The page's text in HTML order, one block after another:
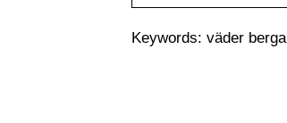
Keywords: väder berga